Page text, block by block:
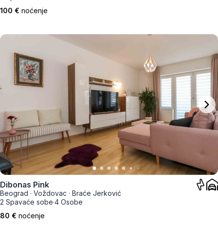
100 € noćenje
Dibonas Pink
Beograd · Voždovac · Braće Jerković
2 Spavaće sobe·4 Osobe
80 € noćenje